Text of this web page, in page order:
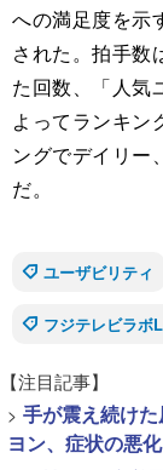
への満足度を示
された。拍手数
た回数、「人気
よってランキン
ングでデイリー
だ。
ユーザビリティ
フジテレビラボ
【注目記事】
> 手が震え続け
ヨン、症状の悪